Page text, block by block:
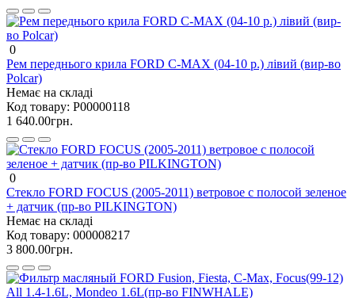
0
Рем переднього крила FORD C-MAX (04-10 р.) лівий (вир-во
Polcar)
Немає на складі
Код товару: P00000118
1 640.00грн.
0
Стекло FORD FOCUS (2005-2011) ветровое с полосой зеленое
+ датчик (пр-во PILKINGTON)
Немає на складі
Код товару: 000008217
3 800.00грн.